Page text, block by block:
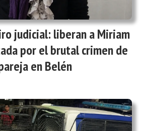
judicial: liberan a Miriam
por el brutal crimen de
en Belén